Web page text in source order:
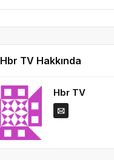
Hbr TV Hakkında
Hbr TV